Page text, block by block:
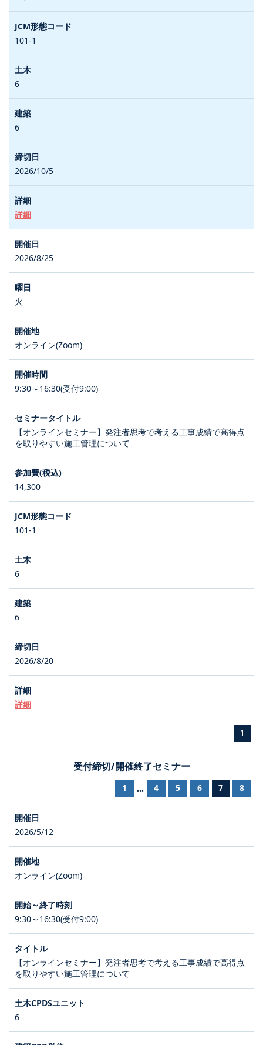
101-1
6
6
2026/10/5
詳細
2026/8/25
火
オンライン(Zoom)
9:30～16:30(受付9:00)
【オンラインセミナー】発注者思考で考える工事成績で高得点
を取りやすい施工管理について
14,300
101-1
6
6
2026/8/20
詳細
1
受付締切/開催終了セミナー
1 ... 4 5 6 7 8
2026/5/12
オンライン(Zoom)
9:30～16:30(受付9:00)
【オンラインセミナー】発注者思考で考える工事成績で高得点
を取りやすい施工管理について
6